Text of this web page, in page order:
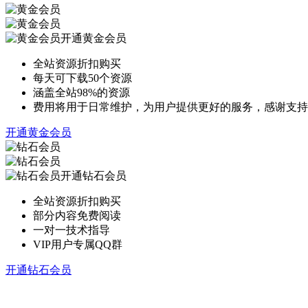
开通黄金会员
全站资源折扣购买
每天可下载50个资源
涵盖全站98%的资源
费用将用于日常维护，为用户提供更好的服务，感谢支持
开通黄金会员
开通钻石会员
全站资源折扣购买
部分内容免费阅读
一对一技术指导
VIP用户专属QQ群
开通钻石会员